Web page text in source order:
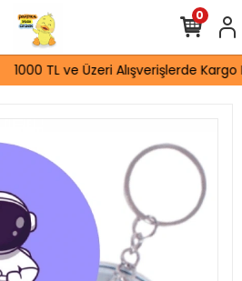
1000 TL ve Üzeri Alışverişlerde Kargo
0